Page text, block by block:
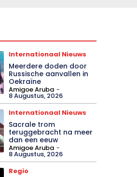
Internationaal Nieuws
Meerdere doden door
Russische aanvallen in
Oekraïne
Amigoe Aruba -
8 Augustus, 2026
Internationaal Nieuws
Sacrale trom
teruggebracht na meer
dan een eeuw
Amigoe Aruba -
8 Augustus, 2026
Regio